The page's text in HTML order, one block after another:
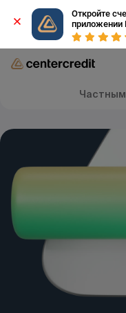
Откройте
приложении